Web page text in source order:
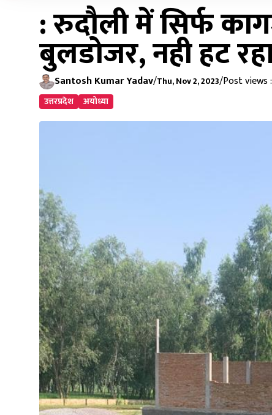
: रुदौली में सिर्फ
बुलडोजर, नही हट
Santosh Kumar Yadav/Thu, Nov 2, 2023/Post views
उत्तरप्रदेश अयोध्या